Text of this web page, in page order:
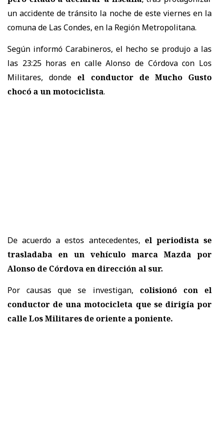
un accidente de tránsito la noche de este viernes en la
comuna de Las Condes, en la Región Metropolitana.
Según informó Carabineros, el hecho se produjo a las
las 23:25 horas en calle Alonso de Córdova con Los
Militares, donde el conductor de Mucho Gusto
chocó a un motociclista.
De acuerdo a estos antecedentes, el periodista se
trasladaba en un vehículo marca Mazda por
Alonso de Córdova en dirección al sur.
Por causas que se investigan, colisionó con el
conductor de una motocicleta que se dirigía por
calle Los Militares de oriente a poniente.